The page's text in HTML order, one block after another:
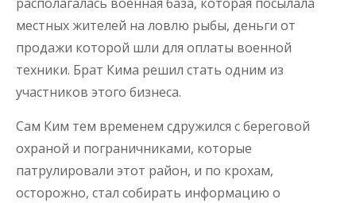
местных жителей на ловлю рыбы, деньги от
продажи которой шли для оплаты военной
техники. Брат Кима решил стать одним из
участников этого бизнеса.
Сам Ким тем временем сдружился с береговой
охраной и пограничниками, которые
патрулировали этот район, и по крохам,
осторожно, стал собирать информацию о